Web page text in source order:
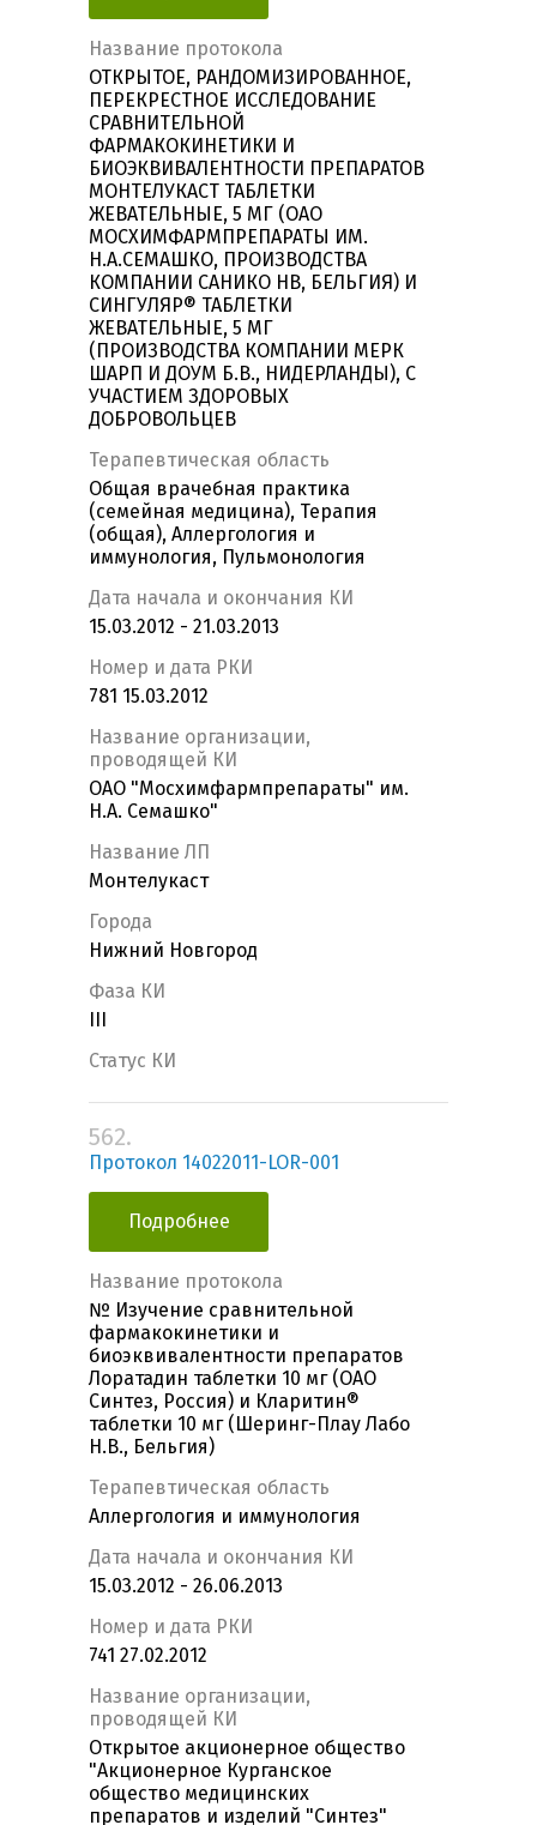
Название протокола
ОТКРЫТОЕ, РАНДОМИЗИРОВАННОЕ,
ПЕРЕКРЕСТНОЕ ИССЛЕДОВАНИЕ
СРАВНИТЕЛЬНОЙ
ФАРМАКОКИНЕТИКИ И
БИОЭКВИВАЛЕНТНОСТИ ПРЕПАРАТОВ
МОНТЕЛУКАСТ ТАБЛЕТКИ
ЖЕВАТЕЛЬНЫЕ, 5 МГ (ОАО
МОСХИМФАРМПРЕПАРАТЫ ИМ.
Н.А.СЕМАШКО, ПРОИЗВОДСТВА
КОМПАНИИ САНИКО НВ, БЕЛЬГИЯ) И
СИНГУЛЯР® ТАБЛЕТКИ
ЖЕВАТЕЛЬНЫЕ, 5 МГ
(ПРОИЗВОДСТВА КОМПАНИИ МЕРК
ШАРП И ДОУМ Б.В., НИДЕРЛАНДЫ), С
УЧАСТИЕМ ЗДОРОВЫХ
ДОБРОВОЛЬЦЕВ
Терапевтическая область
Общая врачебная практика
(семейная медицина), Терапия
(общая), Аллергология и
иммунология, Пульмонология
Дата начала и окончания КИ
15.03.2012 - 21.03.2013
Номер и дата РКИ
781 15.03.2012
Название организации,
проводящей КИ
ОАО "Мосхимфармпрепараты" им.
Н.А. Семашко"
Название ЛП
Монтелукаст
Города
Нижний Новгород
Фаза КИ
Статус КИ
562.
Протокол 14022011-LOR-001
Подробнее
Название протокола
№ Изучение сравнительной
фармакокинетики и
биоэквивалентности препаратов
Лоратадин таблетки 10 мг (ОАО
Синтез, Россия) и Кларитин®
таблетки 10 мг (Шеринг-Плау Лабо
Н.В., Бельгия)
Терапевтическая область
Аллергология и иммунология
Дата начала и окончания КИ
15.03.2012 - 26.06.2013
Номер и дата РКИ
741 27.02.2012
Название организации,
проводящей КИ
Открытое акционерное общество
"Акционерное Курганское
общество медицинских
препаратов и изделий "Синтез"